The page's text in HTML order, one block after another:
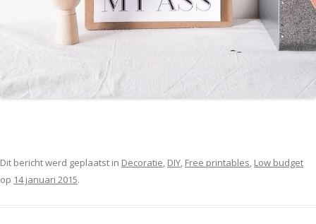
Dit bericht werd geplaatst in Decoratie, DIY, Free printables, Low budget
op 14 januari 2015.